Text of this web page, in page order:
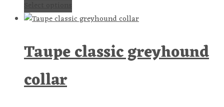
Taupe classic greyhound
collar